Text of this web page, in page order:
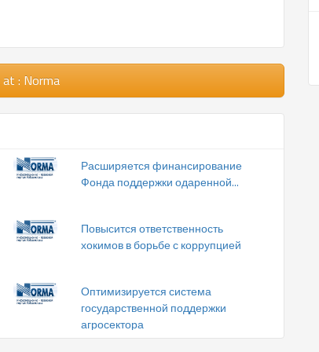
at : Norma
Расширяется финансирование
Фонда поддержки одаренной...
Повысится ответственность
хокимов в борьбе с коррупцией
Оптимизируется система
государственной поддержки
агросектора